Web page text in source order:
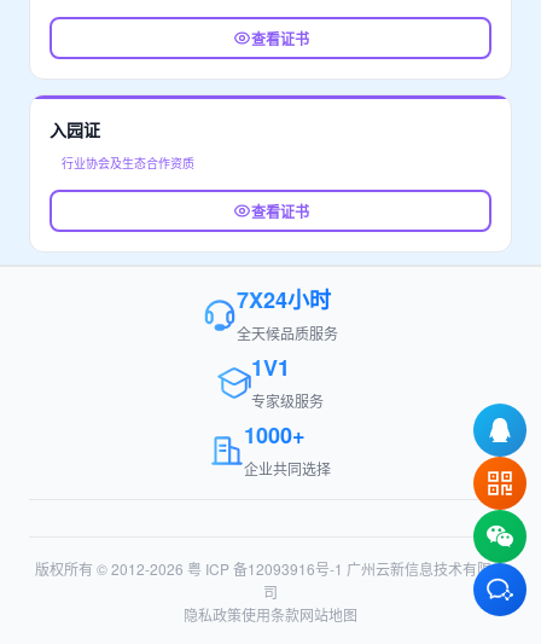
查看证书
入园证
行业协会及生态合作资质
查看证书
7X24小时
全天候品质服务
1V1
专家级服务
1000+
企业共同选择
版权所有 © 2012-2026 粤 ICP 备12093916号-1 广州云新信息技术有限公
司
隐私政策使用条款网站地图